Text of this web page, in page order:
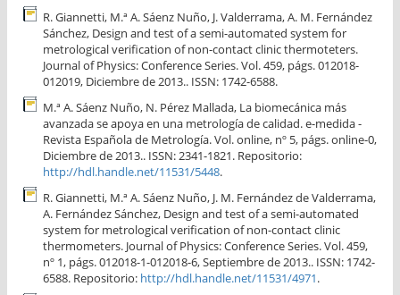
R. Giannetti, M.ª A. Sáenz Nuño, J. Valderrama, A. M. Fernández
Sánchez, Design and test of a semi-automated system for
metrological verification of non-contact clinic thermoteters.
Journal of Physics: Conference Series. Vol. 459, págs. 012018-
012019, Diciembre de 2013.. ISSN: 1742-6588.
M.ª A. Sáenz Nuño, N. Pérez Mallada, La biomecánica más
avanzada se apoya en una metrología de calidad. e-medida -
Revista Española de Metrología. Vol. online, nº 5, págs. online-0,
Diciembre de 2013.. ISSN: 2341-1821. Repositorio:
http://hdl.handle.net/11531/5448.
R. Giannetti, M.ª A. Sáenz Nuño, J. M. Fernández de Valderrama,
A. Fernández Sánchez, Design and test of a semi-automated
system for metrological verification of non-contact clinic
thermometers. Journal of Physics: Conference Series. Vol. 459,
nº 1, págs. 012018-1-012018-6, Septiembre de 2013.. ISSN: 1742-
6588. Repositorio: http://hdl.handle.net/11531/4971.